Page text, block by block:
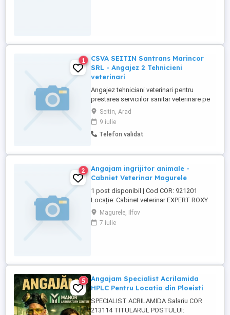
1
CSVA SEITIN Santrans Marincor
SRL - Angajez 2 Tehnicieni
veterinari
Angajez tehniciani veterinari pentru
prestarea serviciilor sanitar veterinare pe
raza comunei SEITIN. Judet Arad. Detalii
la nr. de telefon
Seitin, Arad
9 iulie
Telefon validat
2
Angajam ingrijitor animale -
Cabniet Veterinar Magurele
1 post disponibil | Cod COR: 921201
Locație: Cabinet veterinar EXPERT ROXY
VET Descrierea postului Căutăm o
persoană responsabilă și dedicată,
iubitoare de animale, care să asigure
Magurele, Ilfov
7 iulie
5
Angajam Specialist Acrilamida
HPLC Pentru Locatia din Ploeisti
SPECIALIST ACRILAMIDA Salariu COR
213114 TITULARUL POSTULUI: